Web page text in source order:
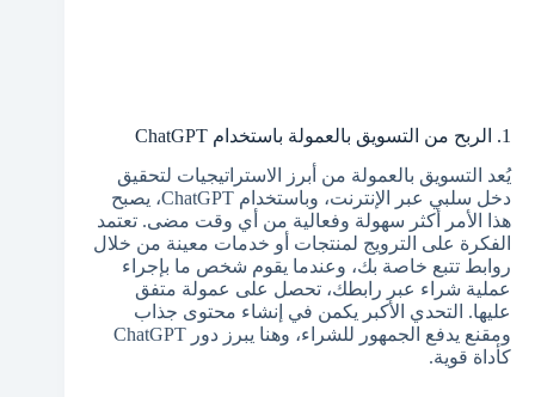
1. الربح من التسويق بالعمولة باستخدام ChatGPT
يُعد التسويق بالعمولة من أبرز الاستراتيجيات لتحقيق
دخل سلبي عبر الإنترنت، وباستخدام ChatGPT، يصبح
هذا الأمر أكثر سهولة وفعالية من أي وقت مضى. تعتمد
الفكرة على الترويج لمنتجات أو خدمات معينة من خلال
روابط تتبع خاصة بك، وعندما يقوم شخص ما بإجراء
عملية شراء عبر رابطك، تحصل على عمولة متفق
عليها. التحدي الأكبر يكمن في إنشاء محتوى جذاب
ومقنع يدفع الجمهور للشراء، وهنا يبرز دور ChatGPT
كأداة قوية.